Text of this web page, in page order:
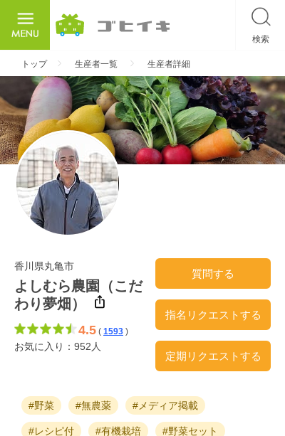
検索
トップ 生産者一覧 生産者詳細
香川県丸亀市
よしむら農園（こだ
わり夢畑）
4.5 ( 1593 )
お気に入り：952人
質問する
指名リクエストする
定期リクエストする
#野菜 #無農薬 #メディア掲載
#レシピ付 #有機栽培 #野菜セット